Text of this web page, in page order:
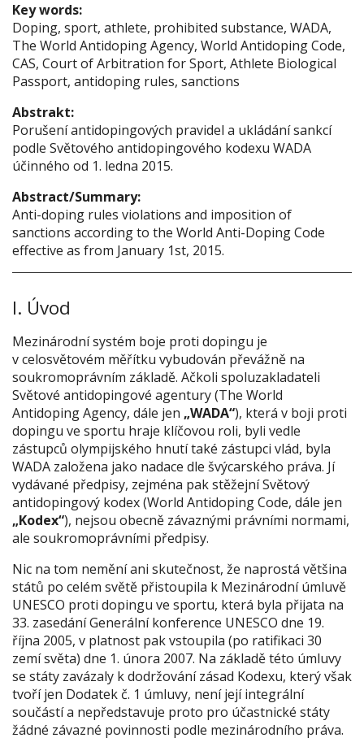
Key words:
Doping, sport, athlete, prohibited substance, WADA,
The World Antidoping Agency, World Antidoping Code,
CAS, Court of Arbitration for Sport, Athlete Biological
Passport, antidoping rules, sanctions
Abstrakt:
Porušení antidopingových pravidel a ukládání sankcí
podle Světového antidopingového kodexu WADA
účinného od 1. ledna 2015.
Abstract/Summary:
Anti-doping rules violations and imposition of
sanctions according to the World Anti-Doping Code
effective as from January 1st, 2015.
I. Úvod
Mezinárodní systém boje proti dopingu je
v celosvětovém měřítku vybudován převážně na
soukromoprávním základě. Ačkoli spoluzakladateli
Světové antidopingové agentury (The World
Antidoping Agency, dále jen „WADA“), která v boji proti
dopingu ve sportu hraje klíčovou roli, byli vedle
zástupců olympijského hnutí také zástupci vlád, byla
WADA založena jako nadace dle švýcarského práva. Jí
vydávané předpisy, zejména pak stěžejní Světový
antidopingový kodex (World Antidoping Code, dále jen
„Kodex“), nejsou obecně závaznými právními normami,
ale soukromoprávními předpisy.
Nic na tom nemění ani skutečnost, že naprostá většina
států po celém světě přistoupila k Mezinárodní úmluvě
UNESCO proti dopingu ve sportu, která byla přijata na
33. zasedání Generální konference UNESCO dne 19.
října 2005, v platnost pak vstoupila (po ratifikaci 30
zemí světa) dne 1. února 2007. Na základě této úmluvy
se státy zavázaly k dodržování zásad Kodexu, který však
tvoří jen Dodatek č. 1 úmluvy, není její integrální
součástí a nepředstavuje proto pro účastnické státy
žádné závazné povinnosti podle mezinárodního práva.